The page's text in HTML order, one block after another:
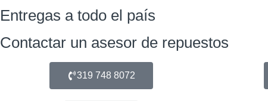
Entregas a todo el país
Contactar un asesor de repuestos
319 748 8072